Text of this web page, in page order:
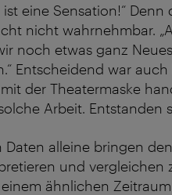
ist eine Sensation!“
nicht wahrnehmbar.
noch etwas ganz
Entscheidend war
der Theatermaske
Arbeit. Entstanden
alleine bringen
und
ähnlichen